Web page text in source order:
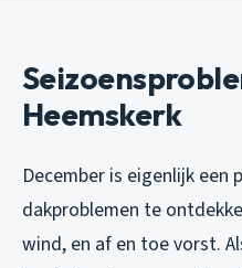
Heemskerk
December is eigenlijk een
dakproblemen te
wind, en af en toe vorst.